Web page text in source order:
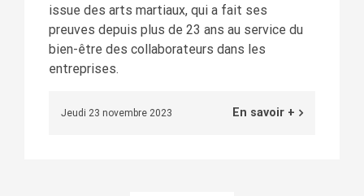
issue des arts martiaux, qui a fait ses
preuves depuis plus de 23 ans au service du
bien-être des collaborateurs dans les
entreprises.
Jeudi 23 novembre 2023 En savoir +